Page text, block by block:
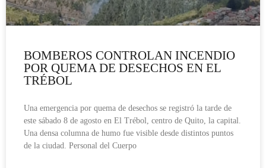
BOMBEROS CONTROLAN INCENDIO
POR QUEMA DE DESECHOS EN EL
TRÉBOL
Una emergencia por quema de desechos se registró la tarde de
este sábado 8 de agosto en El Trébol, centro de Quito, la capital.
Una densa columna de humo fue visible desde distintos puntos
de la ciudad. Personal del Cuerpo